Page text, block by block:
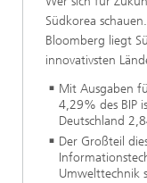
Südkorea
Bloomberg liegt
innovativsten
Mit Ausgaben
4,29% des BIP
Deutschland
Der Großteil
Umwelttechnik